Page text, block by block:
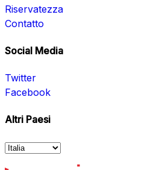
Riservatezza
Contatto
Social Media
Twitter
Facebook
Altri Paesi